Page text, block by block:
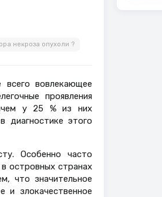
некроза опухоли ?
всего вовлекающее
проявления
у 25 % из них
диагностике этого
Особенно часто
островных странах
что значительное
и злокачественное